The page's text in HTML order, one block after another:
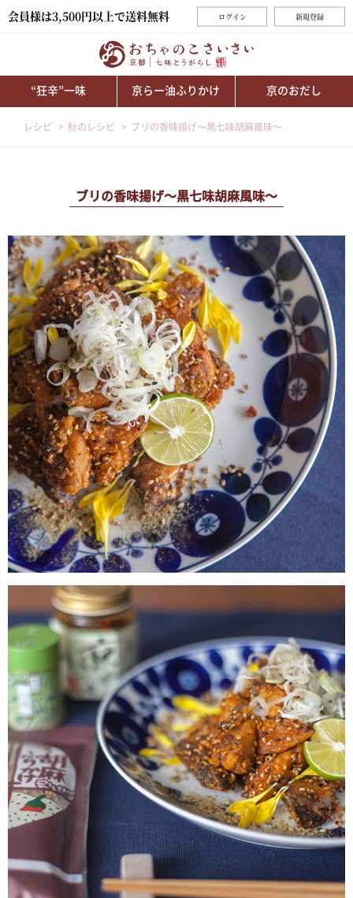
会員様は3,500円以上で送料無料 ログイン 新規登録
“狂辛”一味 京らー油ふりかけ 京のおだし
レシピ 秋のレシピ ブリの香味揚げ～黒七味胡麻風味～
ブリの香味揚げ～黒七味胡麻風味～